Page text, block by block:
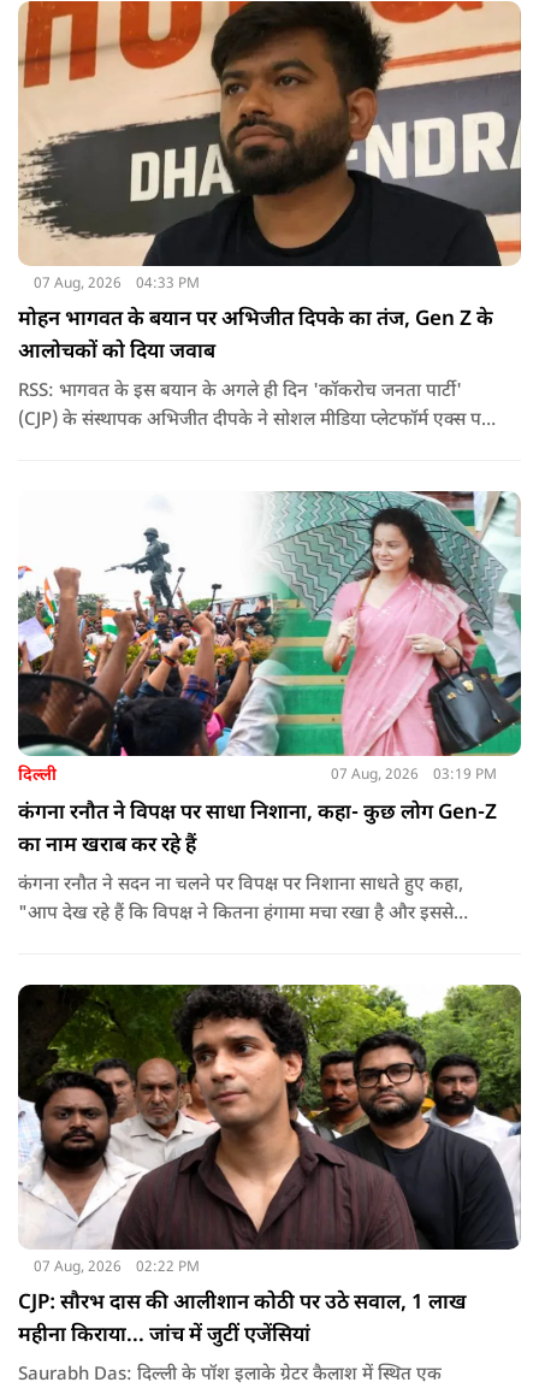
07 Aug, 2026 04:33 PM
मोहन भागवत के बयान पर अभिजीत दिपके का तंज, Gen Z के
आलोचकों को दिया जवाब
RSS: भागवत के इस बयान के अगले ही दिन 'कॉकरोच जनता पार्टी'
(CJP) के संस्थापक अभिजीत दीपके ने सोशल मीडिया प्लेटफॉर्म एक्स पर
दिल्ली 07 Aug, 2026 03:19 PM
कंगना रनौत ने विपक्ष पर साधा निशाना, कहा- कुछ लोग Gen-Z
का नाम खराब कर रहे हैं
कंगना रनौत ने सदन ना चलने पर विपक्ष पर निशाना साधते हुए कहा,
"आप देख रहे हैं कि विपक्ष ने कितना हंगामा मचा रखा है और इससे
देश के सामने साफ हो रही है. और जब हारते हैं, तो रोना रोते हैं."
07 Aug, 2026 02:22 PM
CJP: सौरभ दास की आलीशान कोठी पर उठे सवाल, 1 लाख
महीना किराया... जांच में जुटीं एजेंसियां
Saurabh Das: दिल्ली के पॉश इलाके ग्रेटर कैलाश में स्थित एक